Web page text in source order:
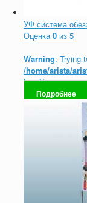
УФ система
Оценка0 из 5
Warning: Trying
/home/arista/
local/
Подробнее